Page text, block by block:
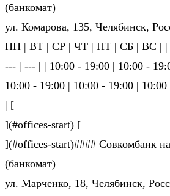
(банкомат)
ул. Комарова, 135, Челябинск,
ПН | ВТ | СР | ЧТ | ПТ | СБ | ВС | |
--- | --- | | 10:00 - 19:00 | 10:00 -
10:00 - 19:00 | 10:00 - 19:00 | 10:00
| [
](#offices-start) [
](#offices-start)#### Совкомбанк
(банкомат)
ул. Марченко, 18, Челябинск,